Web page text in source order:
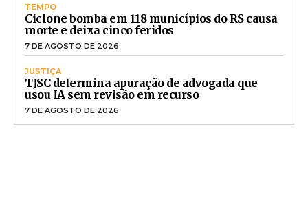
TEMPO
Ciclone bomba em 118 municípios do RS causa
morte e deixa cinco feridos
7 DE AGOSTO DE 2026
JUSTIÇA
TJSC determina apuração de advogada que
usou IA sem revisão em recurso
7 DE AGOSTO DE 2026